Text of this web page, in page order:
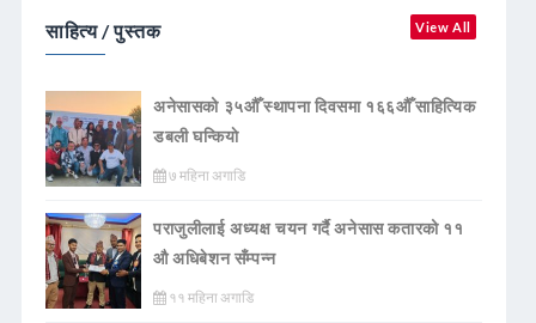
साहित्य / पुस्तक View All
अनेसासको ३५औँ स्थापना दिवसमा १६६औँ साहित्यिक
डबली घन्कियाे
७ महिना अगाडि
पराजुलीलाई अध्यक्ष चयन गर्दै अनेसास कतारको ११
औ अधिबेशन सँम्पन्न
११ महिना अगाडि